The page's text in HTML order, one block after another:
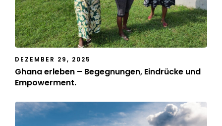
DEZEMBER 29, 2025
Ghana erleben – Begegnungen, Eindrücke und
Empowerment.